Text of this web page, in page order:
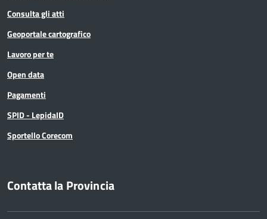
Consulta gli atti
Geoportale cartografico
Lavoro per te
Open data
Pagamenti
SPID - LepidaID
Sportello Corecom
Contatta la Provincia